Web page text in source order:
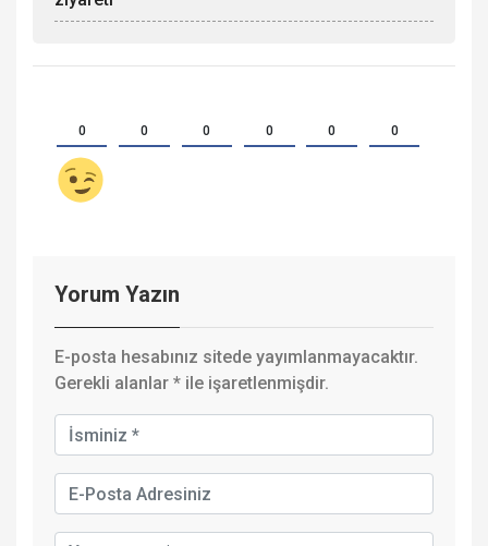
0 0 0 0 0 0
Yorum Yazın
E-posta hesabınız sitede yayımlanmayacaktır.
Gerekli alanlar * ile işaretlenmişdir.